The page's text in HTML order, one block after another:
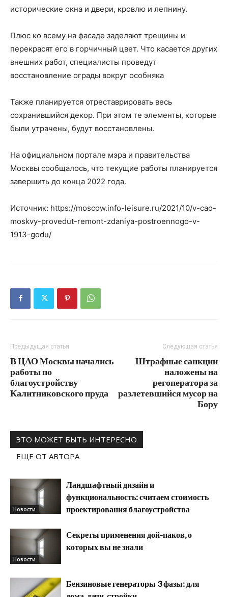
исторические окна и двери, кровлю и лепнину.
Плюс ко всему на фасаде заделают трещины и
перекрасят его в горчичный цвет. Что касается других
внешних работ, специалисты проведут
восстановление ограды вокруг особняка
Также планируется отреставрировать весь
сохранившийся декор. При этом те элементы, которые
были утрачены, будут восстановлены.
На официальном портале мэра и правительства
Москвы сообщалось, что текущие работы планируется
завершить до конца 2022 года.
Источник: https://moscow.info-leisure.ru/2021/10/v-cao-
moskvy-provedut-remont-zdaniya-postroennogo-v-
1913-godu/
Предыдущая статья
В ЦАО Москвы начались
работы по
благоустройству
Калитниковского пруда
Следующая статья
Штрафные санкции
наложены на
регоператора за
разлетевшийся мусор на
Бору
ЭТО МОЖЕТ БЫТЬ ИНТЕРЕСНО
ЕЩЕ ОТ АВТОРА
Новости
Ландшафтный дизайн и
функциональность: считаем стоимость
проектирования благоустройства
Новости
Секреты применения дой-паков, о
которых вы не знали
Бензиновые генераторы 3 фазы: для